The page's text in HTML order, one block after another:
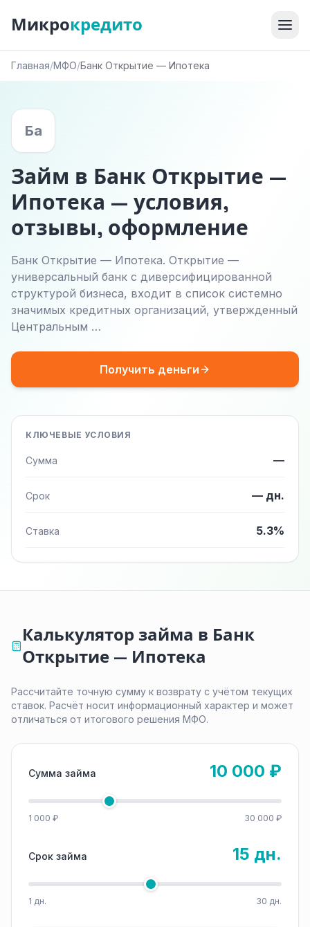
Микрокредито
Главная/МФО/Банк Открытие — Ипотека
Ба
Займ в Банк Открытие —
Ипотека — условия,
отзывы, оформление
Банк Открытие — Ипотека. Открытие —
универсальный банк с диверсифицированной
структурой бизнеса, входит в список системно
значимых кредитных организаций, утвержденный
Центральным …
Получить деньги
КЛЮЧЕВЫЕ УСЛОВИЯ
Сумма —
Срок — дн.
Ставка 5.3%
Калькулятор займа в Банк
Открытие — Ипотека
Рассчитайте точную сумму к возврату с учётом текущих
ставок. Расчёт носит информационный характер и может
отличаться от итогового решения МФО.
Сумма займа 10 000 ₽
1 000 ₽ 30 000 ₽
Срок займа 15 дн.
1 дн. 30 дн.